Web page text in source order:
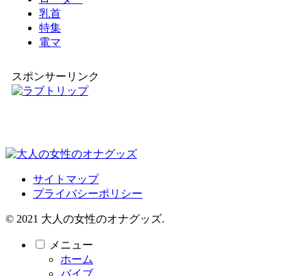
乳首
特集
電マ
スポンサーリンク
サイトマップ
プライバシーポリシー
© 2021 大人の女性のオナグッズ.
メニュー
ホーム